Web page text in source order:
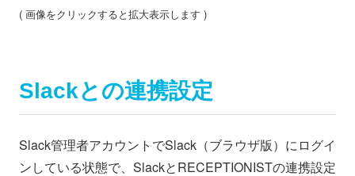
( 画像をクリックすると拡大表示します )
Slackとの連携設定
Slack管理者アカウントでSlack（ブラウザ版）にログイ
ンしている状態で、SlackとRECEPTIONISTの連携設定